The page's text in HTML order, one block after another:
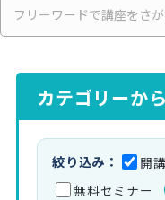
カテゴリーか
絞り込み： 開
無料セミナー